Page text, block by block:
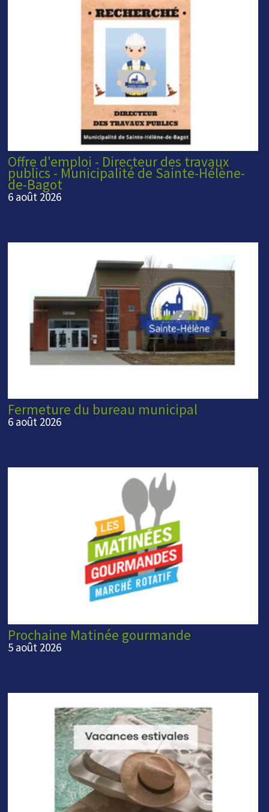
Offre d'emploi - Directeur des travaux
publics - Municipalité de Sainte-Hélène-
de-Bagot
6 août 2026
Fermeture du bureau municipal
6 août 2026
Prochaine Matinée gourmande
5 août 2026